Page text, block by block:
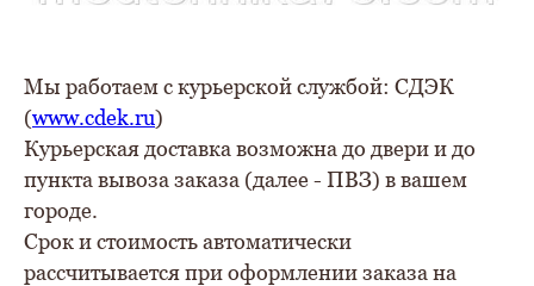
Мы работаем с курьерской службой: СДЭК
(www.cdek.ru)
Курьерская доставка возможна до двери и до
пункта вывоза заказа (далее - ПВЗ) в вашем
городе.
Срок и стоимость автоматически
рассчитывается при оформлении заказа на